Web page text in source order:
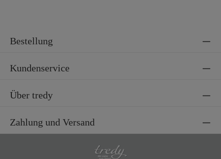
Bestellung
Kundenservice
Über tredy
Zahlung und Versand